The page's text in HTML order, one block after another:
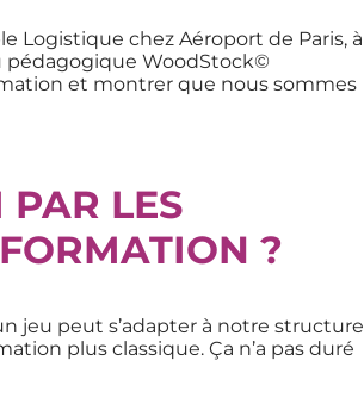
Logistique chez Aéroport de Paris, à
pédagogique WoodStock©
et montrer que nous sommes
PAR LES
?
jeu peut s’adapter à notre structure
plus classique. Ça n’a pas duré